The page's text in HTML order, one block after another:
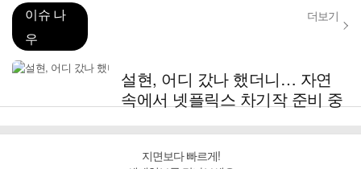
이슈 나
우
더보기
설현, 어디 갔나 했더니… 자연
속에서 넷플릭스 차기작 준비 중
지면보다 빠르게!